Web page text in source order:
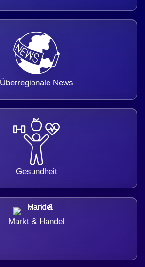
Überregionale News
Gesundheit
Markt & Handel